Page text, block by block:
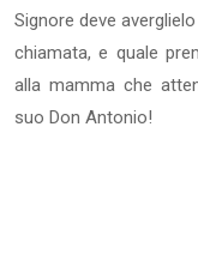
Signore deve
chiamata, e quale
alla mamma che
suo Don Antonio!